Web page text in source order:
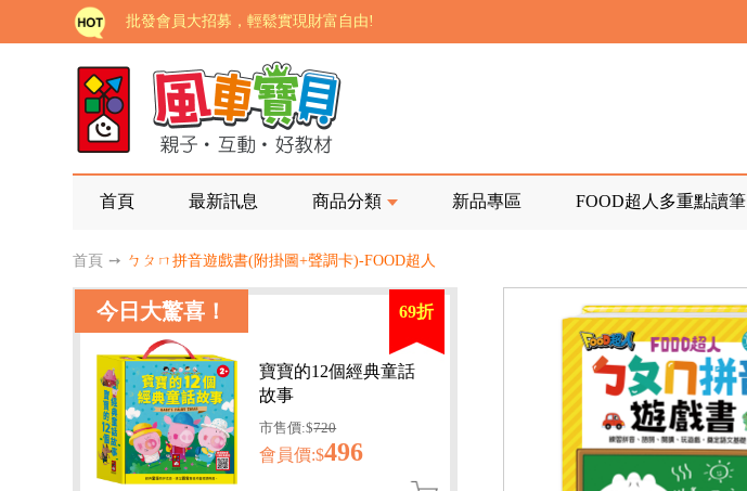
批發會員大招募，輕鬆實現財富自由!
如需更改或重開發票 需在訂單成立三天內通知客服 寄回發票需附上回郵郵票
老師您好!!幼教會員火熱招募中~
海外購物免煩惱！點我查看『海外購物流程說明』
家長樂了!「風車書版集團暨FOOD超人企業總部」目前正興建中!
老師您好!!幼教會員火熱招募中~
海外購物免煩惱！點我查看『海外購物流程說明』
首頁 最新訊息 商品分類 新品專區 FOOD超人多重點讀筆
首頁 ➙ ㄅㄆㄇ拼音遊戲書(附掛圖+聲調卡)-FOOD超人
今日大驚喜！ 69折
寶寶的12個經典童話
故事
市售價:$720
會員價:$496